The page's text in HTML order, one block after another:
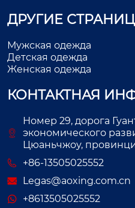
ДРУГИЕ
Мужская одежда
Детская одежда
Женская одежда
КОНТАКТНАЯ
Номер 29, дорога
экономического
Цюаньчжоу,
+86-13505025552
Legas@aoxing.com.cn
+8613505025552